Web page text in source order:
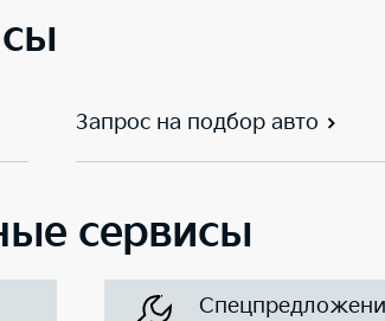
Запрос на подбор авто
сервисы